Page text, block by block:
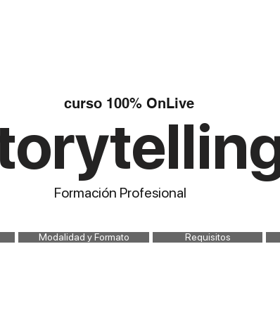
curso 100% OnLive
Formación Profesional
Modalidad y Formato Requisitos